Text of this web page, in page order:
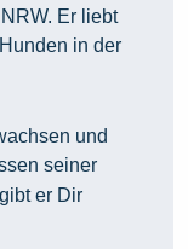
Er liebt
in der
und
seiner
er Dir